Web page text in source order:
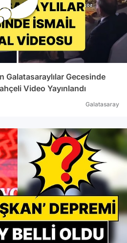
Galatasaraylılar Gecesinde
Video Yayınlandı
Galatasaray